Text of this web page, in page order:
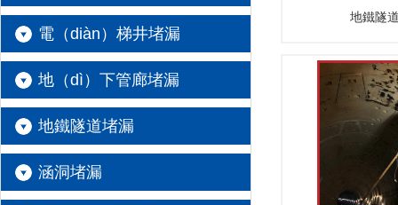
電（diàn）梯井堵漏
地（dì）下管廊堵漏
地鐵隧道堵漏
涵洞堵漏
地鐵隧